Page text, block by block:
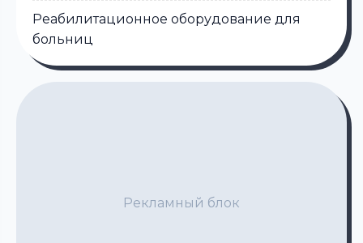
Реабилитационное оборудование для
больниц
Рекламный блок